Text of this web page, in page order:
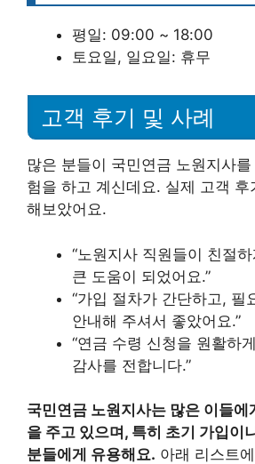
평일: 09:00 ~ 18:00
토요일, 일요일: 휴무
고객 후기 및 사례
많은 분들이 국민연금 노원지사
험을 하고 계신데요. 실제 고객 후
해보았어요.
“노원지사 직원들이 친절
큰 도움이 되었어요.”
“가입 절차가 간단하고, 필
안내해 주셔서 좋았어요.”
“연금 수령 신청을 원활하
감사를 전합니다.”
국민연금 노원지사는 많은 이들에
을 주고 있으며, 특히 초기 가입이
분들에게 유용해요. 아래 리스트